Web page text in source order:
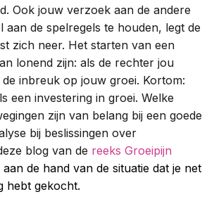
Ook jouw verzoek aan de andere
aan de spelregels te houden, legt de
zich neer. Het starten van een
lonend zijn: als de rechter jou
inbreuk op jouw groei. Kortom:
een investering in groei. Welke
zijn van belang bij een goede
bij beslissingen over
blog van de reeks Groeipijn
de hand van de situatie dat je net
hebt gekocht.